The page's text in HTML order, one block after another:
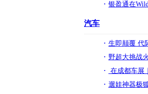
银盈通在
汽车
生即颠覆 代
野超大挑战
在成都车展
遛娃神器极